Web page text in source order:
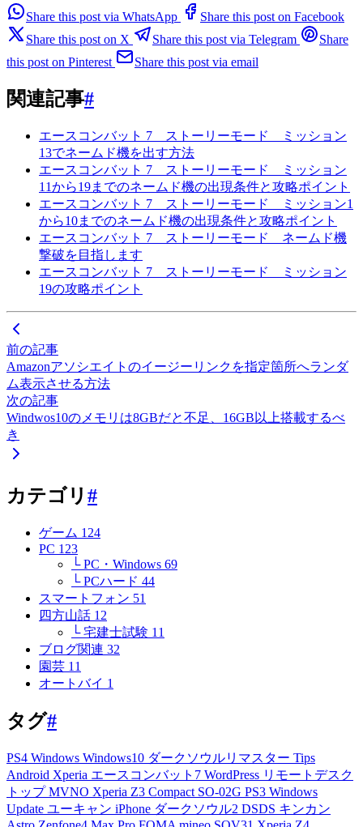
Share this post via WhatsApp
Share this post on Facebook
Share this post on X
Share this post via Telegram
Share
this post on Pinterest
Share this post via email
関連記事#
エースコンバット 7 ストーリーモード ミッション
13でネームド機を出す方法
エースコンバット 7 ストーリーモード ミッション
11から19までのネームド機の出現条件と攻略ポイント
エースコンバット 7 ストーリーモード ミッション1
から10までのネームド機の出現条件と攻略ポイント
エースコンバット 7 ストーリーモード ネームド機
撃破を目指します
エースコンバット 7 ストーリーモード ミッション
19の攻略ポイント
前の記事
Amazonアソシエイトのイージーリンクを指定箇所へランダ
ム表示させる方法
次の記事
Windwos10のメモリは8GBだと不足、16GB以上搭載するべ
き
カテゴリ #
ゲーム 124
PC 123
└ PC・Windows 69
└ PCハード 44
スマートフォン 51
四方山話 12
└ 宅建士試験 11
ブログ関連 32
園芸 11
オートバイ 1
タグ#
PS4 Windows Windows10 ダークソウルリマスター Tips
Android Xperia エースコンバット7 WordPress リモートデスク
トップMVNO Xperia Z3 Compact SO-02G PS3 Windows
Update ユーキャン iPhone ダークソウル2 DSDS キンカン